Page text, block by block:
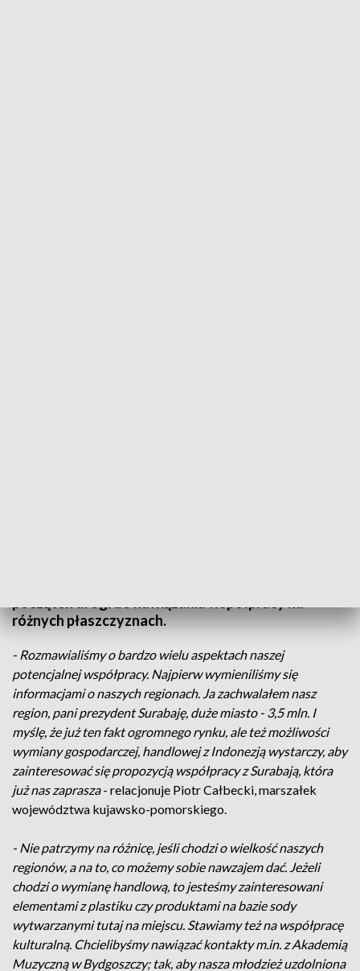
różnych płaszczyznach.
- Rozmawialiśmy o bardzo wielu aspektach naszej
potencjalnej współpracy. Najpierw wymieniliśmy się
informacjami o naszych regionach. Ja zachwalałem nasz
region, pani prezydent Surabaję, duże miasto - 3,5 mln. I
myślę, że już ten fakt ogromnego rynku, ale też możliwości
wymiany gospodarczej, handlowej z Indonezją wystarczy, aby
zainteresować się propozycją współpracy z Surabają, która
już nas zaprasza- relacjonuje Piotr Całbecki, marszałek
województwa kujawsko-pomorskiego.
- Nie patrzymy na różnicę, jeśli chodzi o wielkość naszych
regionów, a na to, co możemy sobie nawzajem dać. Jeżeli
chodzi o wymianę handlową, to jesteśmy zainteresowani
elementami z plastiku czy produktami na bazie sody
wytwarzanymi tutaj na miejscu. Stawiamy też na współpracę
kulturalną. Chcielibyśmy nawiązać kontakty m.in. z Akademią
Muzyczną w Bydgoszczy; tak, aby nasza młodzież uzdolniona